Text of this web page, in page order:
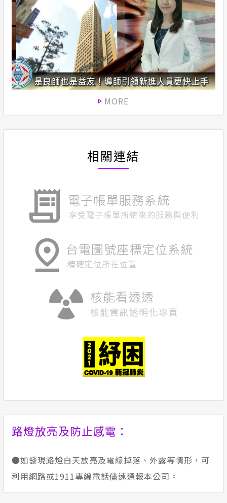
MORE
相關連結
自訂區塊
路燈放亮及防止感電：
●如發現路燈白天放亮及電線掉落、外露等情形，可
利用網路或1911專線電話儘速通報本公司。